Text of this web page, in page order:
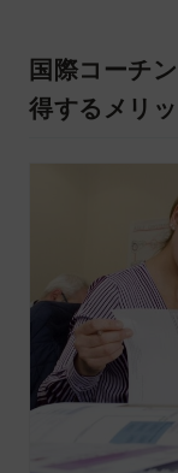
国際コーチ
得するメリ